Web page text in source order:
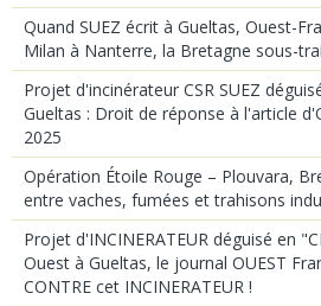
Quand SUEZ écrit à Gueltas, Ouest-
Milan à Nanterre, la Bretagne sous-
Projet d'incinérateur CSR SUEZ
Gueltas : Droit de réponse à l'article
2025
Opération Étoile Rouge – Plouvara,
entre vaches, fumées et trahisons
Projet d'INCINERATEUR déguisé en
Ouest à Gueltas, le journal OUEST
CONTRE cet INCINERATEUR !